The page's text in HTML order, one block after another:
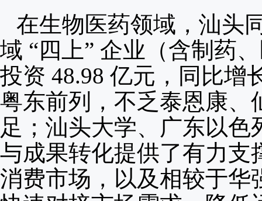
在生物医药领域，汕头
域 “四上” 企业（含制药
投资 48.98 亿元，同比增
粤东前列，不乏泰恩康、
足；汕头大学、广东以
与成果转化提供了有力支
消费市场，以及相较于华